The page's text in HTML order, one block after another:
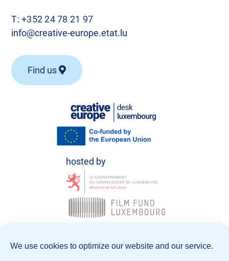
We use cookies to optimize our website and our service.
T:+352 24 78 21 97
info@creative-europe.etat.lu
Find us
© Creative Europe Desk Luxembourg 2026